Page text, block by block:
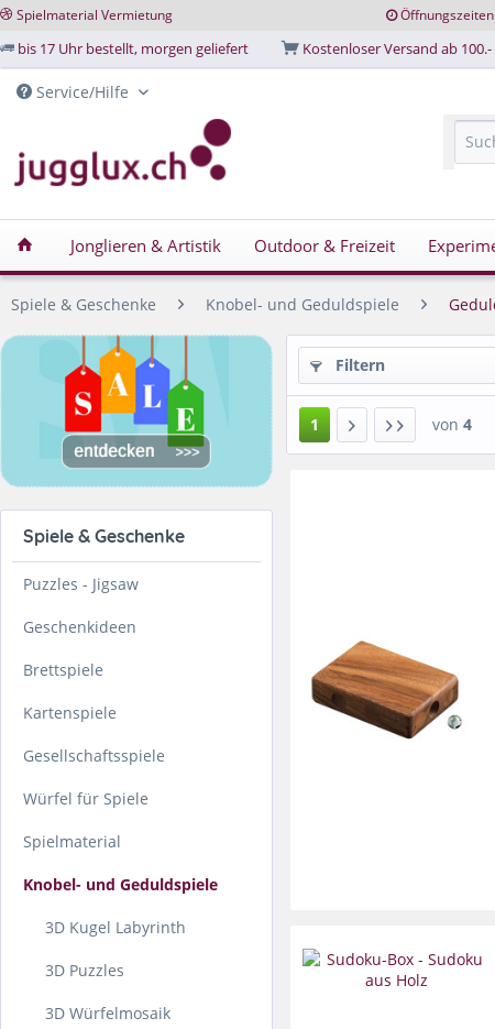
Spielmaterial Vermietung Öffnungszeiten
bis 17 Uhr bestellt, morgen geliefert Kostenloser Versand ab 100.-
Service/Hilfe
Jonglieren & Artistik Outdoor & Freizeit
Spiele & Geschenke Knobel- und Geduldspiele
Spiele & Geschenke
Puzzles - Jigsaw
Geschenkideen
Brettspiele
Kartenspiele
Gesellschaftsspiele
Würfel für Spiele
Spielmaterial
Knobel- und Geduldspiele
3D Kugel Labyrinth
3D Puzzles
3D Würfelmosaik
Filtern
1 von 4